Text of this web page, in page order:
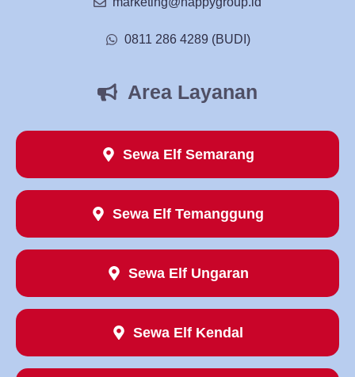
0811 286 4289 (BUDI)
Area Layanan
Sewa Elf Semarang
Sewa Elf Temanggung
Sewa Elf Ungaran
Sewa Elf Kendal